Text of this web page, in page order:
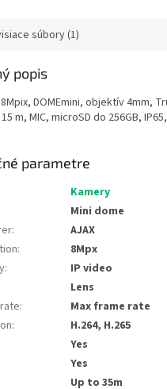
súbory (1)
popis
DOMEmini, objektív 4mm,
m, MIC, microSD do 256GB,
parametre
Kamery
Mini dome
:
AJAX
:
8Mpx
:
IP video
Lens
:
Max frame rate
:
H.264, H.265
Yes
Yes
Up to 35m